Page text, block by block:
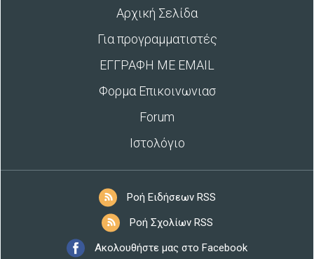
Αρχική Σελίδα
Για προγραμματιστές
ΕΓΓΡΑΦΗ ΜΕ EMAIL
Φορμα Επικοινωνιασ
Forum
Ιστολόγιο
Ροή Ειδήσεων RSS
Ροή Σχολίων RSS
Ακολουθήστε μας στο Facebook